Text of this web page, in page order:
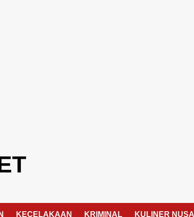
KECELAKAAN KRIMINAL KULINER